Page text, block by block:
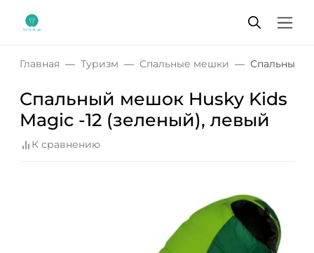
Главная Туризм Спальные мешки Спальный
Спальный мешок Husky Kids
Magic -12 (зеленый), левый
К сравнению